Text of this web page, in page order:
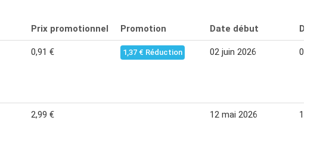
Prix promotionnel Promotion Date début Date
0,91 € 1,37 € Réduction 02 juin 2026 08
2,99 € 12 mai 2026 18